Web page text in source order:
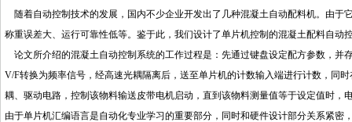
随着自动控制技术的发展，国内不少企业开发出了几种混凝土自动配料机。由于
称重误差大、运行可靠性低等。鉴于此，我们设计了单片机控制的混凝土配料自动
论文所介绍的混凝土自动控制系统的工作过程是：先通过键盘设定配方参数，并
V/F转换为频率信号，经高速光耦隔离后，送至单片机的计数输入端进行计数，同
耦、驱动电路，控制该物料输送皮带电机启动，直到该物料测量值等于设定值时，
由于单片机汇编语言是自动化专业学习的重要部分，同时和硬件设计部分关系紧密